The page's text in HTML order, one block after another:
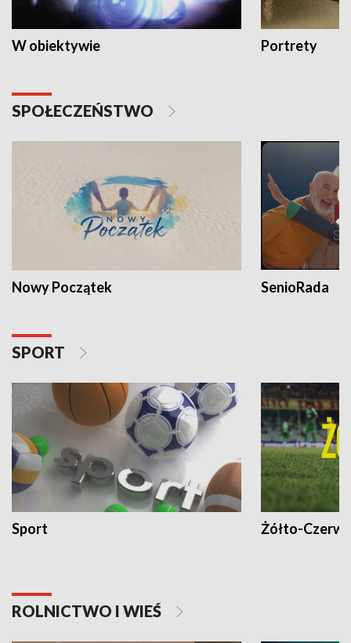
W obiektywie Portrety
SPOŁECZEŃSTWO
Nowy Początek SenioRada
SPORT
Sport Żółto-
ROLNICTWO I WIEŚ